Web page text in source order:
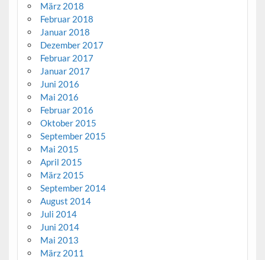
März 2018
Februar 2018
Januar 2018
Dezember 2017
Februar 2017
Januar 2017
Juni 2016
Mai 2016
Februar 2016
Oktober 2015
September 2015
Mai 2015
April 2015
März 2015
September 2014
August 2014
Juli 2014
Juni 2014
Mai 2013
März 2011